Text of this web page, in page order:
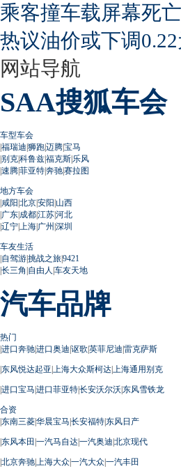
乘客撞车载屏幕死亡
热议油价或下调
网站导航
SAA搜狐车会
车型车会
|福瑞迪|狮跑|迈腾|宝马
|别克|科鲁兹|福克斯|乐风
|速腾|菲亚特|奔驰|赛拉图
地方车会
|咸阳|北京|安阳|山西
|广东|成都|江苏|河北
|辽宁| 上海|广州 |深圳
车友生活
|自驾游|挑战之旅|9421
|长三角 |自由人 |车友天地
汽车品牌
热门
|进口奔驰|进口奥迪|讴歌|英菲尼迪|雷克萨斯
|东风悦达起亚| 上海大众斯柯达| 上海通用别克
|进口宝马|进口菲亚特|长安沃尔沃|东风雪铁龙
合资
|东南三菱|华晨宝马|长安福特|东风日产
|东风本田 |一汽马自达|一汽奥迪|北京现代
|北京奔驰| 上海大众|一汽大众|一汽丰田